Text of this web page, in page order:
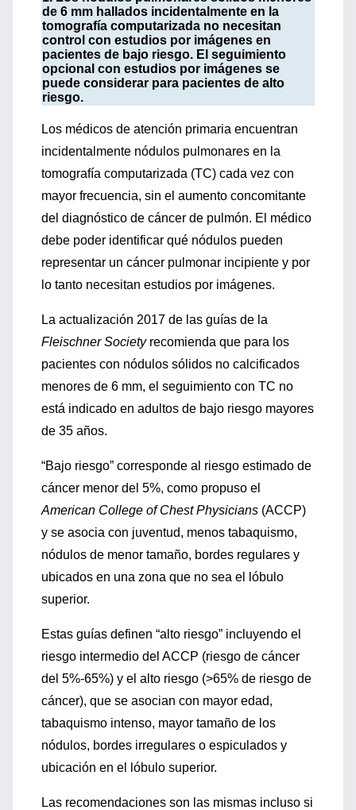
de 6 mm hallados incidentalmente en la
tomografía computarizada no necesitan
control con estudios por imágenes en
pacientes de bajo riesgo. El seguimiento
opcional con estudios por imágenes se
puede considerar para pacientes de alto
riesgo.
Los médicos de atención primaria encuentran
incidentalmente nódulos pulmonares en la
tomografía computarizada (TC) cada vez con
mayor frecuencia, sin el aumento concomitante
del diagnóstico de cáncer de pulmón. El médico
debe poder identificar qué nódulos pueden
representar un cáncer pulmonar incipiente y por
lo tanto necesitan estudios por imágenes.
La actualización 2017 de las guías de la
Fleischner Societyrecomienda que para los
pacientes con nódulos sólidos no calcificados
menores de 6 mm, el seguimiento con TC no
está indicado en adultos de bajo riesgo mayores
de 35 años.
“Bajo riesgo” corresponde al riesgo estimado de
cáncer menor del 5%, como propuso el
American College of Chest Physicians (ACCP)
y se asocia con juventud, menos tabaquismo,
nódulos de menor tamaño, bordes regulares y
ubicados en una zona que no sea el lóbulo
superior.
Estas guías definen “alto riesgo” incluyendo el
riesgo intermedio del ACCP (riesgo de cáncer
del 5%-65%) y el alto riesgo (>65% de riesgo de
cáncer), que se asocian con mayor edad,
tabaquismo intenso, mayor tamaño de los
nódulos, bordes irregulares o espiculados y
ubicación en el lóbulo superior.
Las recomendaciones son las mismas incluso si